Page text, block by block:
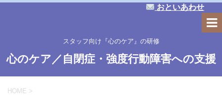
おといあわせ
スタッフ向け『心のケア』の研修
心のケア／自閉症・強度行動障害への支援
HOME >